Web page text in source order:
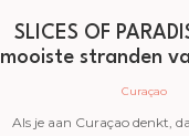
SLICES OF
mooiste stranden
Curaçao
Als je aan Curaçao denkt,